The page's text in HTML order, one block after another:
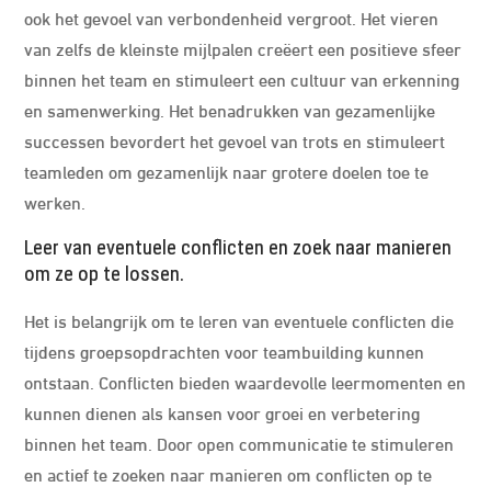
ook het gevoel van verbondenheid vergroot. Het vieren
van zelfs de kleinste mijlpalen creëert een positieve sfeer
binnen het team en stimuleert een cultuur van erkenning
en samenwerking. Het benadrukken van gezamenlijke
successen bevordert het gevoel van trots en stimuleert
teamleden om gezamenlijk naar grotere doelen toe te
werken.
Leer van eventuele conflicten en zoek naar manieren
om ze op te lossen.
Het is belangrijk om te leren van eventuele conflicten die
tijdens groepsopdrachten voor teambuilding kunnen
ontstaan. Conflicten bieden waardevolle leermomenten en
kunnen dienen als kansen voor groei en verbetering
binnen het team. Door open communicatie te stimuleren
en actief te zoeken naar manieren om conflicten op te